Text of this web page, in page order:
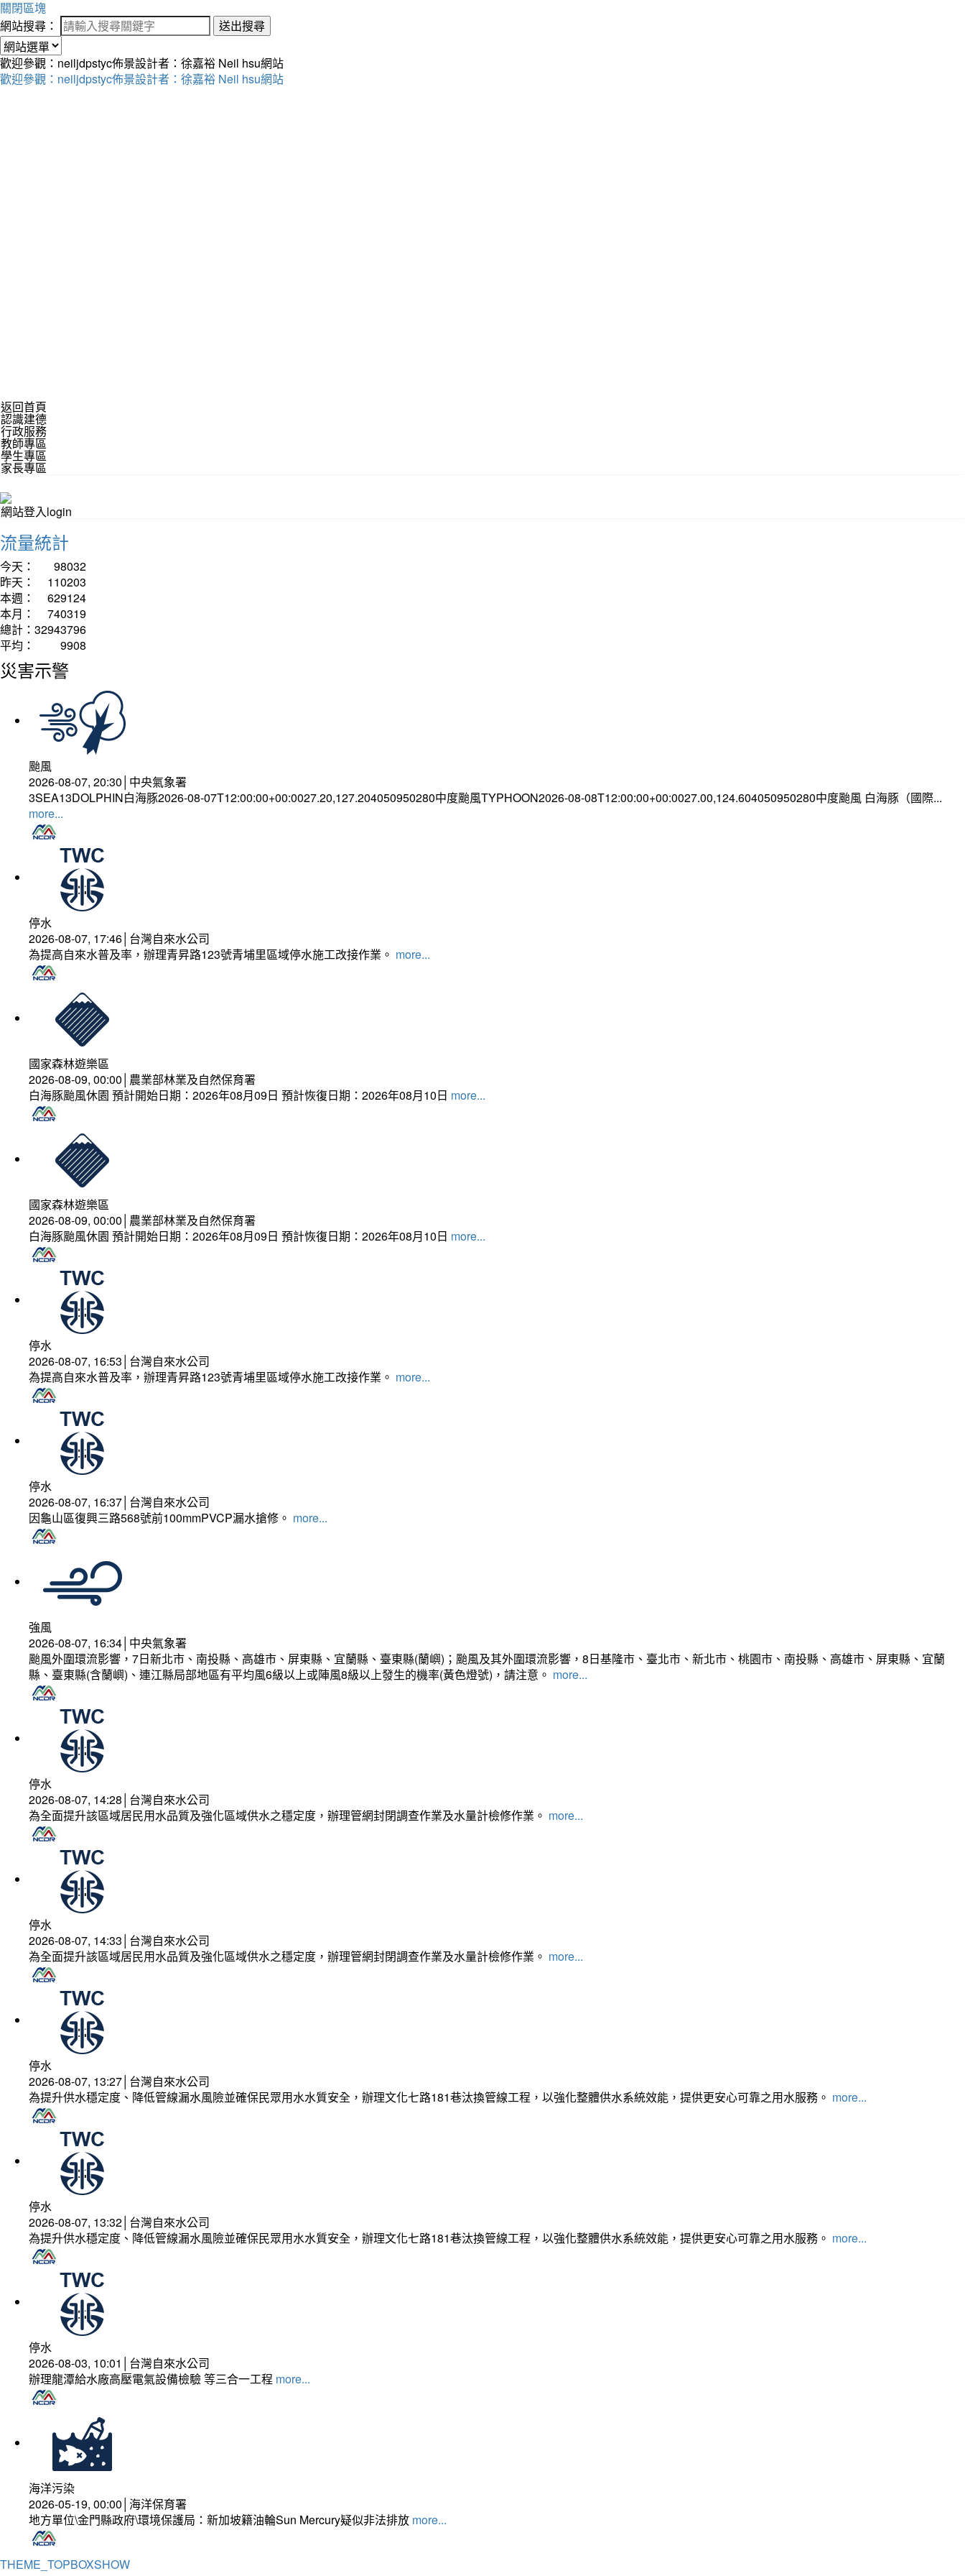
關閉區塊
網站搜尋：
送出搜尋
歡迎參觀：neiljdpstyc佈景設計者：徐嘉裕 Neil hsu網站
歡迎參觀：neiljdpstyc佈景設計者：徐嘉裕 Neil hsu網站
返回首頁
認識建德
行政服務
教師專區
學生專區
家長專區
網站登入login
流量統計
今天：
98032
昨天：
110203
本週：
629124
本月：
740319
總計： 32943796
平均：
9908
災害示警
颱風
2026-08-07, 20:30│中央氣象署
3SEA13DOLPHIN白海豚2026-08-07T12:00:00+00:0027.20,127.204050950280中度颱風TYPHOON2026-08-08T12:00:00+00:0027.00,124.604050950280中度颱風 白海豚（國際...
more...
停水
2026-08-07, 17:46│台灣自來水公司
為提高自來水普及率，辦理青昇路123號青埔里區域停水施工改接作業。 more...
國家森林遊樂區
2026-08-09, 00:00│農業部林業及自然保育署
白海豚颱風休園 預計開始日期：2026年08月09日 預計恢復日期：2026年08月10日 more...
國家森林遊樂區
2026-08-09, 00:00│農業部林業及自然保育署
白海豚颱風休園 預計開始日期：2026年08月09日 預計恢復日期：2026年08月10日 more...
停水
2026-08-07, 16:53│台灣自來水公司
為提高自來水普及率，辦理青昇路123號青埔里區域停水施工改接作業。 more...
停水
2026-08-07, 16:37│台灣自來水公司
因龜山區復興三路568號前100mmPVCP漏水搶修。 more...
強風
2026-08-07, 16:34│中央氣象署
颱風外圍環流影響，7日新北市、南投縣、高雄市、屏東縣、宜蘭縣、臺東縣(蘭嶼)；颱風及其外圍環流影響，8日基隆市、臺北市、新北市、桃園市、南投縣、高雄市、屏東縣、宜蘭
縣、臺東縣(含蘭嶼)、連江縣局部地區有平均風6級以上或陣風8級以上發生的機率(黃色燈號)，請注意。 more...
停水
2026-08-07, 14:28│台灣自來水公司
為全面提升該區域居民用水品質及強化區域供水之穩定度，辦理管網封閉調查作業及水量計檢修作業。 more...
停水
2026-08-07, 14:33│台灣自來水公司
為全面提升該區域居民用水品質及強化區域供水之穩定度，辦理管網封閉調查作業及水量計檢修作業。 more...
停水
2026-08-07, 13:27│台灣自來水公司
為提升供水穩定度、降低管線漏水風險並確保民眾用水水質安全，辦理文化七路181巷汰換管線工程，以強化整體供水系統效能，提供更安心可靠之用水服務。 more...
停水
2026-08-07, 13:32│台灣自來水公司
為提升供水穩定度、降低管線漏水風險並確保民眾用水水質安全，辦理文化七路181巷汰換管線工程，以強化整體供水系統效能，提供更安心可靠之用水服務。 more...
停水
2026-08-03, 10:01│台灣自來水公司
辦理龍潭給水廠高壓電氣設備檢驗 等三合一工程 more...
海洋污染
2026-05-19, 00:00│海洋保育署
地方單位\金門縣政府\環境保護局：新加坡籍油輪Sun Mercury疑似非法排放 more...
THEME_TOPBOXSHOW